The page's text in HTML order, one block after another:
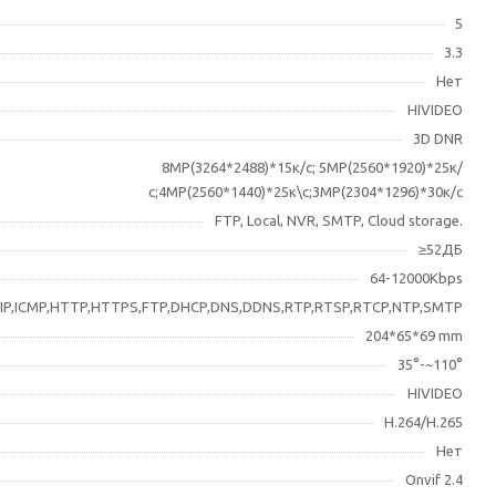
5
3.3
Нет
HIVIDEO
3D DNR
8МР(3264*2488)*15к/c; 5MP(2560*1920)*25к/
с;4MP(2560*1440)*25к\с;3MP(2304*1296)*30к/с
FTP, Local, NVR, SMTP, Cloud storage.
≥52ДБ
64-12000Kbps
204*65*69 mm
35°-~110°
HIVIDEO
H.264/H.265
Нет
Onvif 2.4